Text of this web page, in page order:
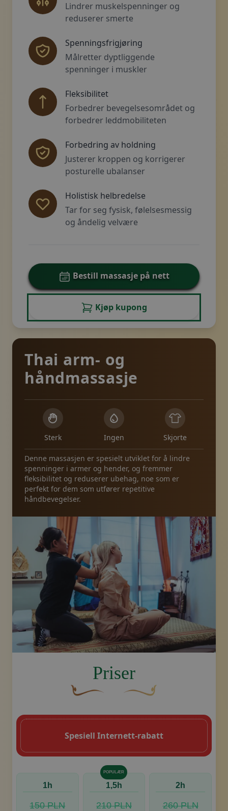
Lindrer muskelspenninger og
reduserer smerte
Spenningsfrigjøring
Målretter dyptliggende
spenninger i muskler
Fleksibilitet
Forbedrer bevegelsesområdet og
forbedrer leddmobiliteten
Forbedring av holdning
Justerer kroppen og korrigerer
posturelle ubalanser
Holistisk helbredelse
Tar for seg fysisk, følelsesmessig
og åndelig velvære
Bestill massasje på nett
Kjøp kupong
Thai arm- og
håndmassasje
Sterk Ingen Skjorte
Denne massasjen er spesielt utviklet for å lindre
spenninger i armer og hender, og fremmer
fleksibilitet og reduserer ubehag, noe som er
perfekt for dem som utfører repetitive
håndbevegelser.
Priser
Spesiell Internett-rabatt
1h
150 PLN
POPULÆR
1,5h
210 PLN
2h
260 PLN